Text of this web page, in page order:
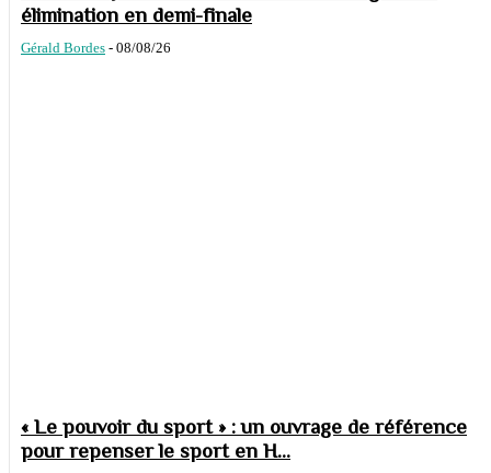
élimination en demi-finale
Gérald Bordes - 08/08/26
« Le pouvoir du sport » : un ouvrage de référence
pour repenser le sport en H...